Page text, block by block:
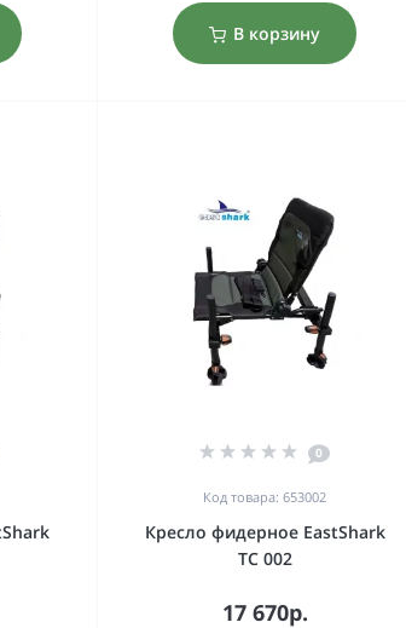
В корзину
0
Код товара: 653002
Кресло фидерное EastShark
TC 002
17 670р.